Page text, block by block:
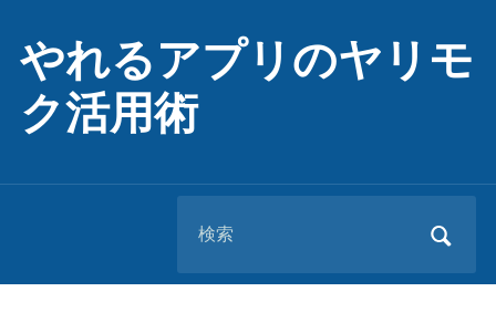
やれるアプリのヤリモ
ク活用術
for: